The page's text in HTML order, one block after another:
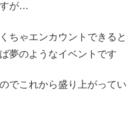
が…
ちゃエンカウントできると
夢のようなイベントです
でこれから盛り上がってい